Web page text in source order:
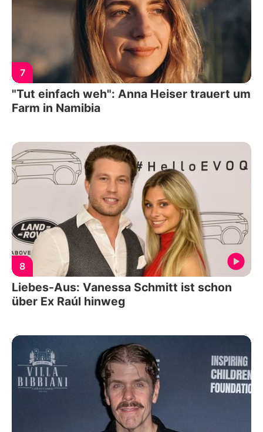
7
"Tut einfach weh": Anna Heiser trauert um
Farm in Namibia
8
Liebes-Aus: Vanessa Schmitt ist schon
über Ex Raúl hinweg